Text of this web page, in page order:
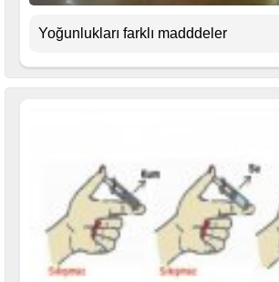
Yoğunlukları farklı madddeler